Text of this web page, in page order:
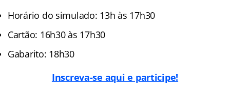
Horário do simulado: 13h às 17h30
Cartão: 16h30 às 17h30
Gabarito: 18h30
Inscreva-se aqui e participe!